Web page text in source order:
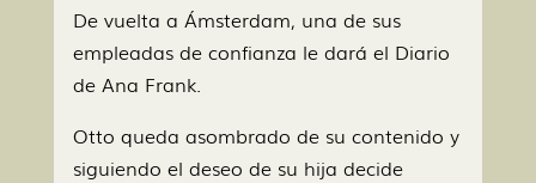
De vuelta a Ámsterdam, una de sus
empleadas de confianza le dará el Diario
de Ana Frank.
Otto queda asombrado de su contenido y
siguiendo el deseo de su hija decide